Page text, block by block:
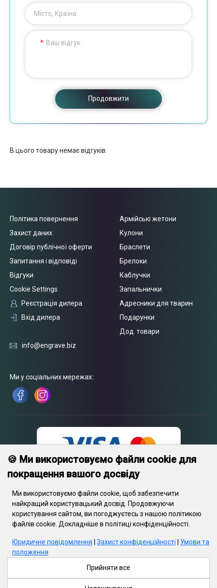
Місто, Країна
Ваш відгук
Продовжити
В цього товару немає відгуків.
Політика повернення
Захист даних
Договір публічної оферти
Запитання і відповіді
Відгуки
Cookie Settings
Реєстрація дилера
Вхід дилера
Армійські жетони
Кулони
Браслети
Брелоки
Каблучки
Запальнички
Адресники для тварин
Подарунки
Дод. товари
info@engrave.biz
Ми у соціальних мережах:
© 2026 Engrave. Усі права захищені.Текст, зображення, графіка,
відеофайли та їхнє компонування захищені авторським правом
та іншими положеннями про захист інтелектуальної власності.
Дані об’єкти не можуть копіюватися з метою комерційного
використання або поширення, модифікуватися або публікуватися
на інших сайтах без письмової згоди Engrave. Деякі веб-сайти
правом їх постачальників.
🍪 Ми використовуємо файли cookie для
покращення вашого досвіду
Ми використовуємо файли cookie, щоб забезпечити
найкращий користувацький досвід. Продовжуючи
користування сайтом, ви погоджуєтесь з нашою політикою
файлів cookie. Докладніше в політиці конфіденційності.
Юридичне повідомлення Захист конфіденційності
Умови та
положення
Прийняти все